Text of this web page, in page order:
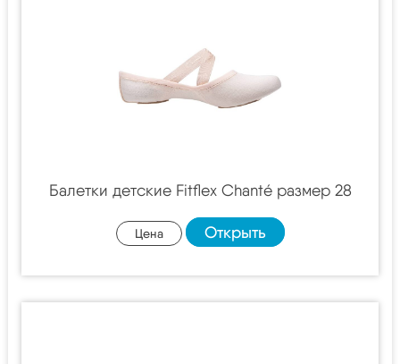
Балетки детские Fitflex Chanté размер 28
Цена Открыть